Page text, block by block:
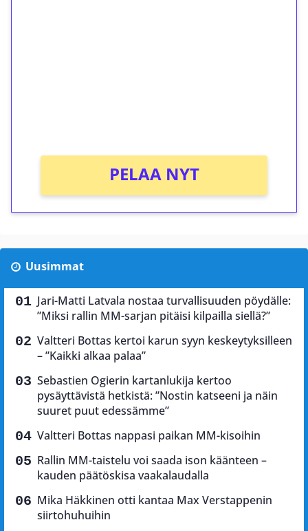
PELAA NYT
Uusimmat
Jari-Matti Latvala nostaa turvallisuuden pöydälle:
”Miksi rallin MM-sarjan pitäisi kilpailla siellä?”
Valtteri Bottas kertoi karun syyn keskeytyksilleen
– ”Kaikki alkaa palaa”
Sebastien Ogierin kartanlukija kertoo
pysäyttävistä hetkistä: ”Nostin katseeni ja näin
suuret puut edessämme”
Valtteri Bottas nappasi paikan MM-kisoihin
Rallin MM-taistelu voi saada ison käänteen –
kauden päätöskisa vaakalaudalla
Mika Häkkinen otti kantaa Max Verstappenin
siirtohuhuihin